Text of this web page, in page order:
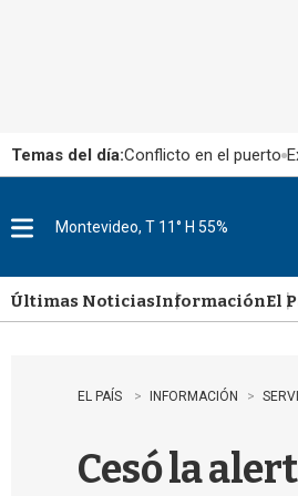
Temas del día:Conflicto en el puerto
u
Montevideo, T 11° H 55%
Últimas NoticiasInformaciónEl
EL PAÍS INFORMACIÓN
Cesó la